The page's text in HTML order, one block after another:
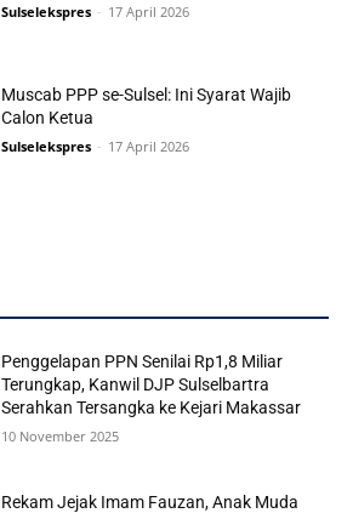
Sulselekspres - 17 April 2026
Muscab PPP se-Sulsel: Ini Syarat Wajib
Calon Ketua
Sulselekspres - 17 April 2026
Penggelapan PPN Senilai Rp1,8 Miliar
Terungkap, Kanwil DJP Sulselbartra
Serahkan Tersangka ke Kejari Makassar
10 November 2025
Rekam Jejak Imam Fauzan, Anak Muda